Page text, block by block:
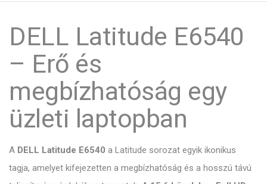
DELL Latitude E6540
– Erő és
megbízhatóság egy
üzleti laptopban
A DELL Latitude E6540 a Latitude sorozat egyik ikonikus
tagja, amelyet kifejezetten a megbízhatóság és a hosszú távú